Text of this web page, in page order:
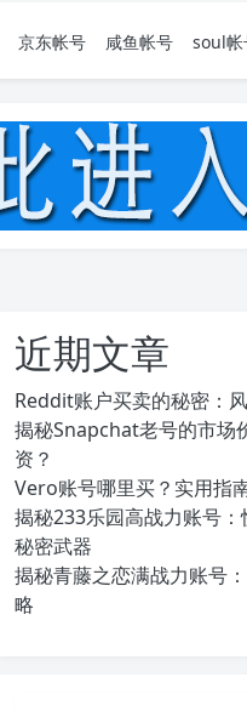
京东帐号 咸鱼帐号 soul帐
近期文章
Reddit账户买卖的秘密：
揭秘Snapchat老号的市场
资？
Vero账号哪里买？实用指
揭秘233乐园高战力账号
秘密武器
揭秘青藤之恋满战力账号
略